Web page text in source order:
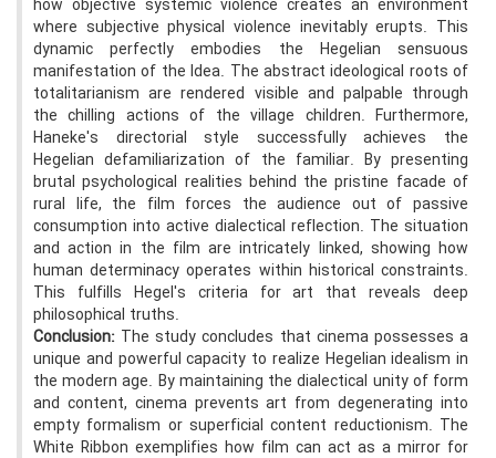
how objective systemic violence creates an environment
where subjective physical violence inevitably erupts. This
dynamic perfectly embodies the Hegelian sensuous
manifestation of the Idea. The abstract ideological roots of
totalitarianism are rendered visible and palpable through
the chilling actions of the village children. Furthermore,
Haneke's directorial style successfully achieves the
Hegelian defamiliarization of the familiar. By presenting
brutal psychological realities behind the pristine facade of
rural life, the film forces the audience out of passive
consumption into active dialectical reflection. The situation
and action in the film are intricately linked, showing how
human determinacy operates within historical constraints.
This fulfills Hegel's criteria for art that reveals deep
philosophical truths.
Conclusion: The study concludes that cinema possesses a
unique and powerful capacity to realize Hegelian idealism in
the modern age. By maintaining the dialectical unity of form
and content, cinema prevents art from degenerating into
empty formalism or superficial content reductionism. The
White Ribbon exemplifies how film can act as a mirror for